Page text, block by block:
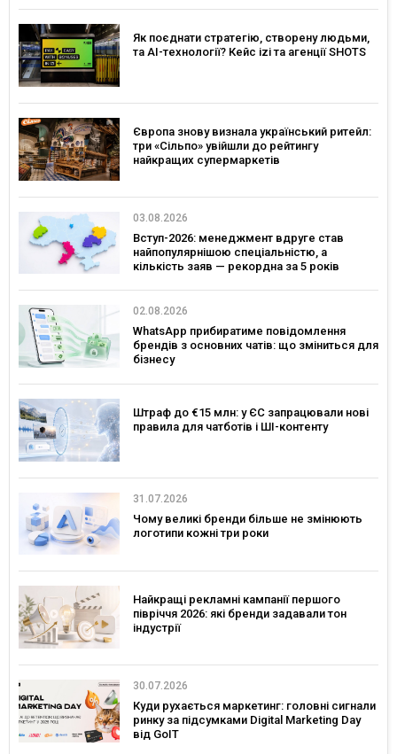
Як поєднати стратегію, створену людьми,
та AI-технології? Кейс izi та агенції SHOTS
Європа знову визнала український ритейл:
три «Сільпо» увійшли до рейтингу
найкращих супермаркетів
03.08.2026
Вступ-2026: менеджмент вдруге став
найпопулярнішою спеціальністю, а
кількість заяв — рекордна за 5 років
02.08.2026
WhatsApp прибиратиме повідомлення
брендів з основних чатів: що зміниться для
бізнесу
Штраф до €15 млн: у ЄС запрацювали нові
правила для чатботів і ШІ-контенту
31.07.2026
Чому великі бренди більше не змінюють
логотипи кожні три роки
Найкращі рекламні кампанії першого
півріччя 2026: які бренди задавали тон
індустрії
30.07.2026
Куди рухається маркетинг: головні сигнали
ринку за підсумками Digital Marketing Day
від GoIT